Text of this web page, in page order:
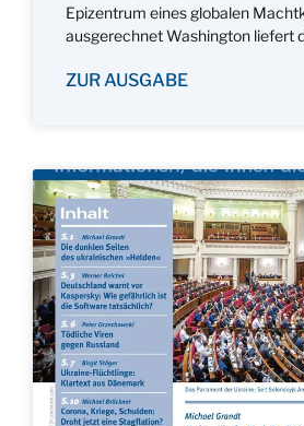
Epizentrum eines globalen
ausgerechnet Washington liefert
ZUR AUSGABE